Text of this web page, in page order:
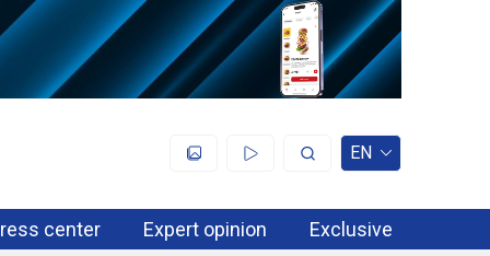
EN
center Expert opinion
Exclusive